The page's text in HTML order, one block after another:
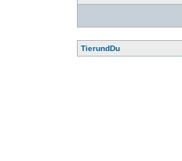
TierundDu